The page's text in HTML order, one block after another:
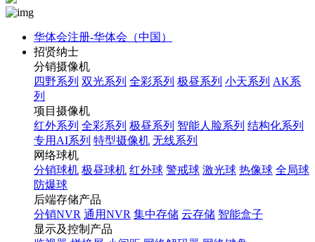
华体会注册-华体会（中国）
招贤纳士
分销摄像机
四野系列 双光系列 全彩系列 极昼系列 小天系列 AK系
列
项目摄像机
红外系列 全彩系列 极昼系列 智能人脸系列 结构化系列
专用AI系列 特型摄像机 无线系列
网络球机
分销球机 极昼球机 红外球 警戒球 激光球 热像球 全局球
防爆球
后端存储产品
分销NVR 通用NVR 集中存储 云存储 智能盒子
显示及控制产品